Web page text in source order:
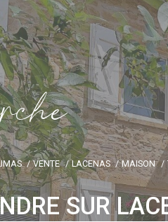
rche
VENTE LACENAS MAISON
SUR